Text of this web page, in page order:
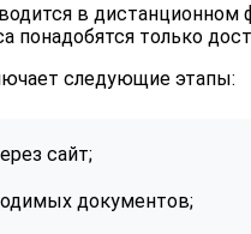
в
понадобятся только
следующие этапы:
сайт;
документов;